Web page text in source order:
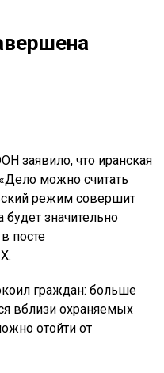
заявило, что иранская
можно считать
режим совершит
значительно
посте
граждан: больше
вблизи охраняемых
отойти от